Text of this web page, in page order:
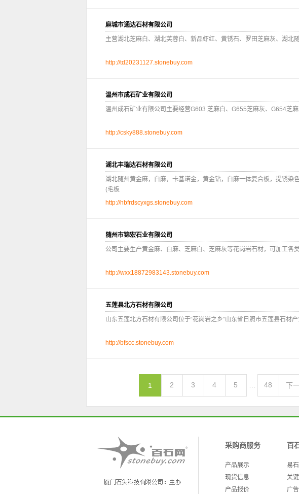
麻城市通达石材有限公司
主营湖北芝麻白、湖北芙蓉白、新品虾红、黄锈石、罗田芝麻灰、湖北
http://td20231127.stonebuy.com
温州市成石矿业有限公司
温州成石矿业有限公司主要经营G603 芝麻白、G655芝麻灰、G654芝
http://csky888.stonebuy.com
湖北丰瑞达石材有限公司
湖北随州黄金麻，白麻，卡基诺金，黄金钻，白麻一体复合板，提锈染
(毛板
http://hbfrdscyxgs.stonebuy.com
随州市锦宏石业有限公司
公司主要生产黄金麻、白麻、芝麻白、芝麻灰等花岗岩石材，可加工各
http://wxx18872983143.stonebuy.com
五莲县北方石材有限公司
山东五莲北方石材有限公司位于“花岗岩之乡”山东省日照市五莲县石材
http://bfscc.stonebuy.com
1 2 3 4 5 48 下
采购商服务
产品展示
现货信息
产品报价
百
易
关
广